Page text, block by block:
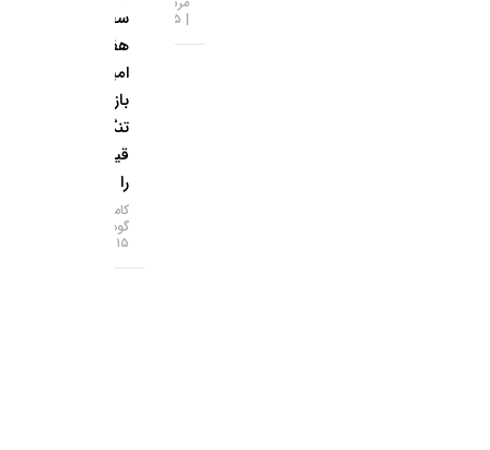
۱۵-۰۵-۱۴۰۵
هفته‌ای؛
امید به
بازگشایی
تنگه هرمز
قیمت‌ها
را بالا برد!
کامران
گودرزی
۱۵-۰۵-۱۴۰۵